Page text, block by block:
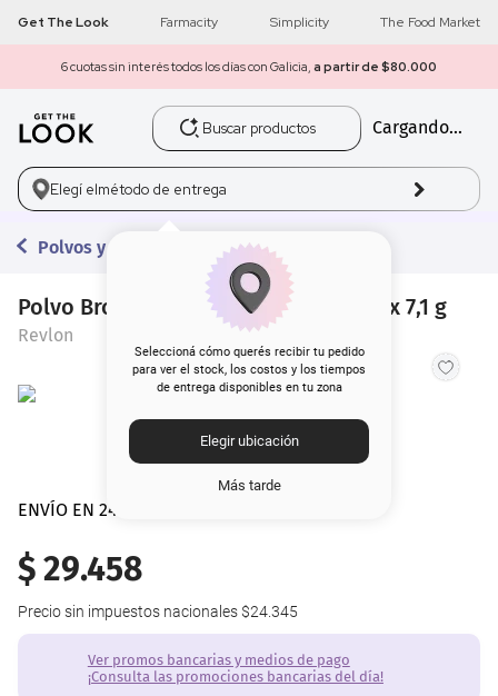
Get The Look Farmacity Simplicity The Food Market
6 cuotas sin interés todos los días con Galicia, a partir de $80.000
Buscar productos
Cargando...
Elegí elmétodo de entrega
Seleccioná cómo querés recibir tu pedido
para ver el stock, los costos y los tiempos
de entrega disponibles en tu zona
Elegir ubicación
Más tarde
Polvos y Bronzer
Polvo Bronceador Revlon Skinlights x 7,1 g
Revlon
ENVÍO EN 24 hs | AMBA
$29.458
Precio sin impuestos nacionales $24.345
Ver promos bancarias y medios de pago
¡Consulta las promociones bancarias del día!
1 get the look
2 máscara pestañas
3.
5. corrector
6.
8. serum
9. cher
10. labial